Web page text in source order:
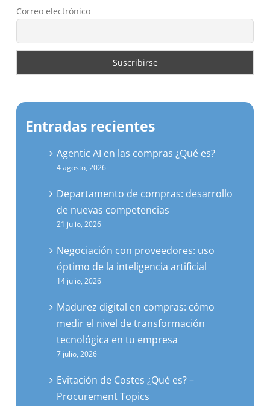
Entradas recientes
Agentic AI en las compras ¿Qué es?
4 agosto, 2026
Departamento de compras: desarrollo
de nuevas competencias
Negociación con proveedores: uso
óptimo de la inteligencia artificial
14 julio, 2026
Madurez digital en compras: cómo
medir el nivel de transformación
tecnológica en tu empresa
7 julio, 2026
Evitación de Costes ¿Qué es? –
Procurement Topics